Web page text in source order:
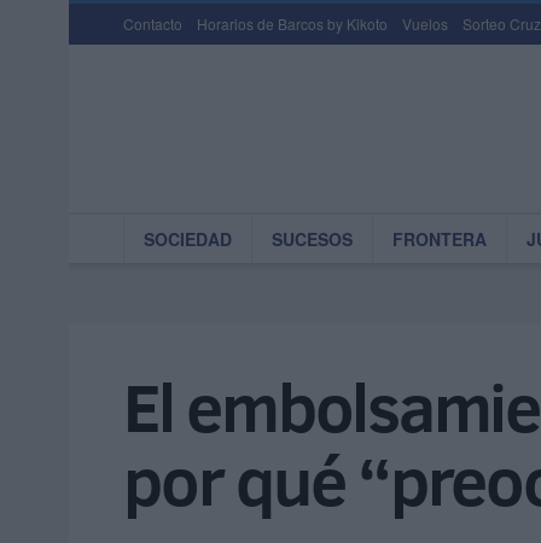
Contacto Horarios de Barcos by Kikoto Vuelos Sorteo
SOCIEDAD SUCESOS FRONTERA
El
por qué